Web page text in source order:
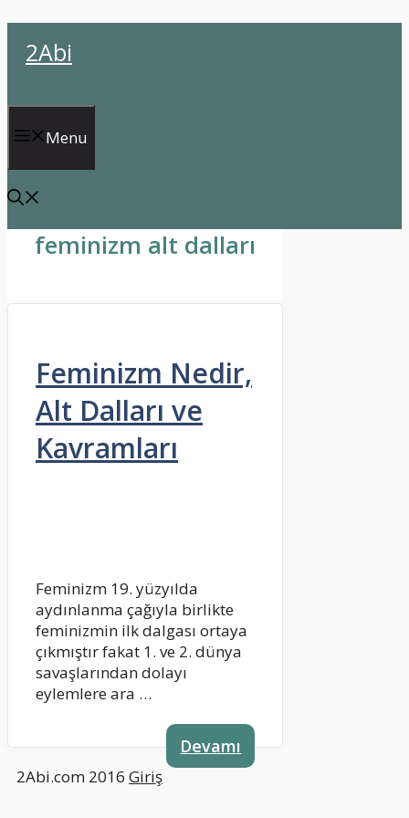
atla2Abi
Menu
feminizm alt dalları
Feminizm Nedir,
Alt Dalları ve
Kavramları
Feminizm 19. yüzyılda
aydınlanma çağıyla birlikte
feminizmin ilk dalgası ortaya
çıkmıştır fakat 1. ve 2. dünya
savaşlarından dolayı
eylemlere ara …
Devamı
2Abi.com 2016 Giriş